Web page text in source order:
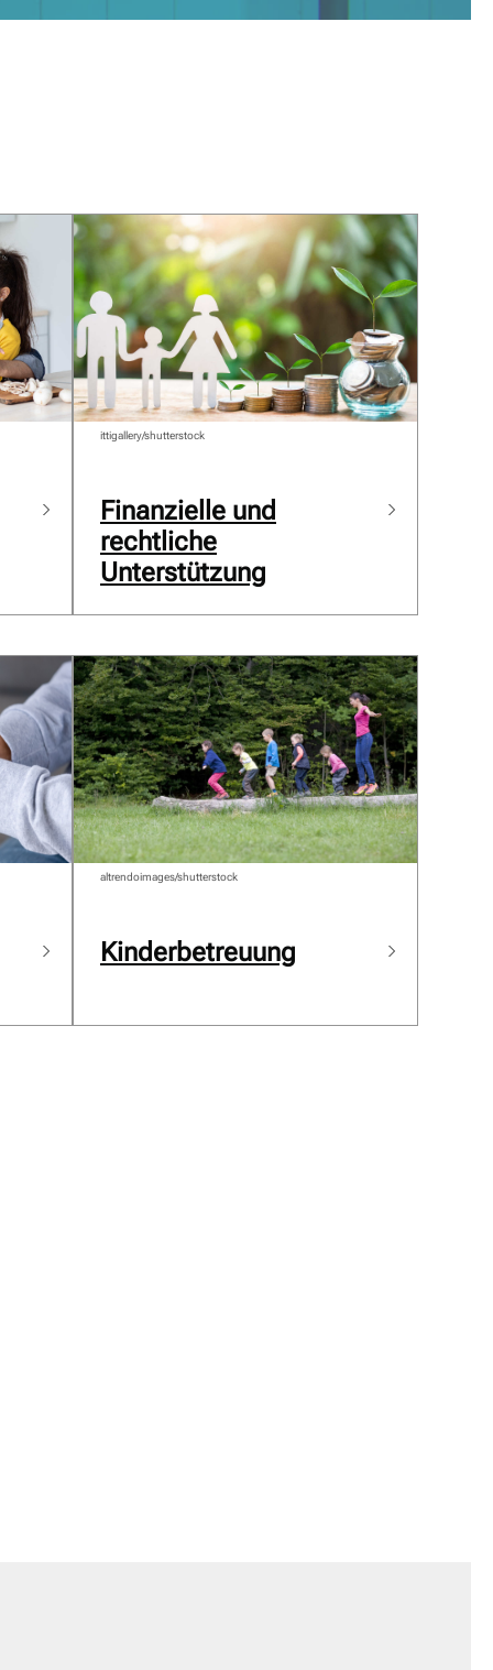
Finanzielle und
rechtliche
Unterstützung
ittigallery/shutterstock
Kinderbetreuung
altrendoimages/shutterstock